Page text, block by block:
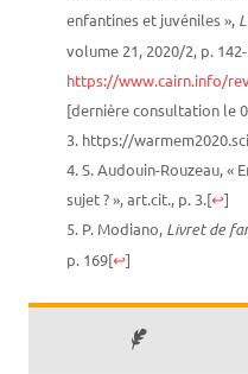
enfantines et juvéniles »,
volume 21, 2020/2, p.
https://www.cairn.info/
[dernière consultation le
https://
S. Audouin-Rouzeau, «
sujet ? », art.cit., p. 3.[↩]
P. Modiano, Livret de
p. 169[↩]